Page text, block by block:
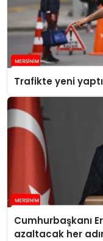
Trafikte yeni
Cumhurbaşkanı
azaltacak her